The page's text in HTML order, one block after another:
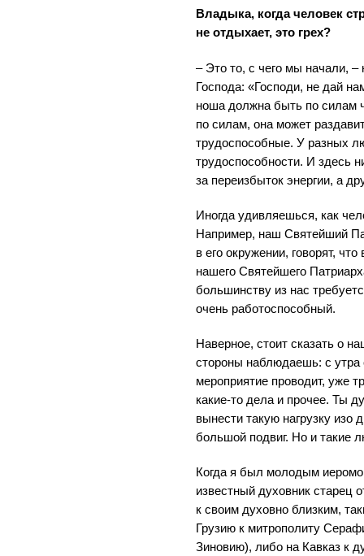
Владыка, когда человек
не отдыхает, это грех?
– Это то, с чего мы начали,
Господа: «Господи, не дай
ноша должна быть по силам
по силам, она может
трудоспособные. У разных
трудоспособности. И здесь
за переизбыток энергии, а
Иногда удивляешься, как
Например, наш Святейший
в его окружении, говорят,
нашего Святейшего
большинству из нас
очень работоспособный.
Наверное, стоит сказать о
стороны наблюдаешь: с утра
мероприятие проводит, уже
какие-то дела и прочее. Ты
вынести такую нагрузку изо
большой подвиг. Но и такие
Когда я был молодым
известный духовник старец
к своим духовно близким,
Грузию к митрополиту
Зиновию), либо на Кавказ к